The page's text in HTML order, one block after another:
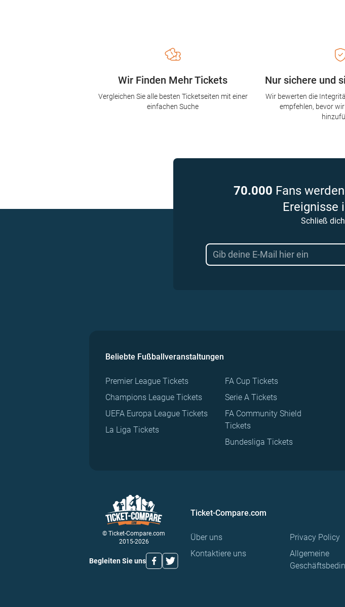
Nur sichere und
Wir bewerten die
empfehlen, bevor
Wir Finden Mehr Tickets
Vergleichen Sie alle besten Ticketseiten mit einer
einfachen Suche
70.000 Fans
Ereignisse
Schließ
Beliebte Fußballveranstaltungen
Premier League Tickets
Champions League Tickets
UEFA Europa League Tickets
La Liga Tickets
FA Cup Tickets
Serie A Tickets
FA Community Shield
Tickets
Bundesliga Tickets
© Ticket-Compare.com
2015-2026
Begleiten Sie uns
Ticket-Compare.com
Über uns
Kontaktiere uns
Privacy Policy
Allgemeine